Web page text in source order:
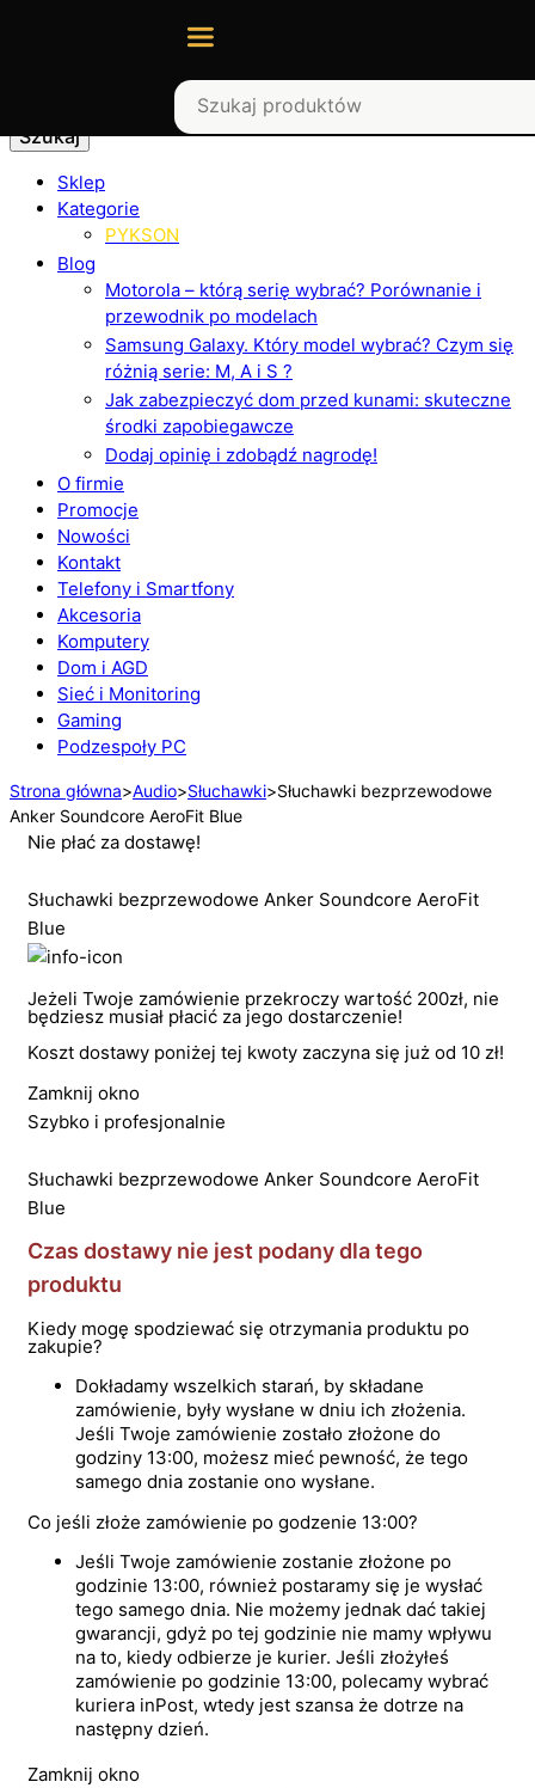
Sklep
Kategorie
PYKSON
Blog
Motorola – którą serię wybrać? Porównanie i
przewodnik po modelach
Samsung Galaxy. Który model wybrać? Czym się
różnią serie: M, A i S ?
Jak zabezpieczyć dom przed kunami: skuteczne
środki zapobiegawcze
Dodaj opinię i zdobądź nagrodę!
O firmie
Promocje
Nowości
Kontakt
Telefony i Smartfony
Akcesoria
Komputery
Dom i AGD
Sieć i Monitoring
Gaming
Podzespoły PC
Strona główna>Audio>Słuchawki>Słuchawki bezprzewodowe
Anker Soundcore AeroFit Blue
Nie płać za dostawę!
Słuchawki bezprzewodowe Anker Soundcore AeroFit
Blue
Jeżeli Twoje zamówienie przekroczy wartość 200zł, nie
będziesz musiał płacić za jego dostarczenie!
Koszt dostawy poniżej tej kwoty zaczyna się już od 10 zł!
Zamknij okno
Szybko i profesjonalnie
Słuchawki bezprzewodowe Anker Soundcore AeroFit
Blue
Czas dostawy nie jest podany dla tego
produktu
Kiedy mogę spodziewać się otrzymania produktu po
zakupie?
Dokładamy wszelkich starań, by składane
zamówienie, były wysłane w dniu ich złożenia.
Jeśli Twoje zamówienie zostało złożone do
godziny 13:00, możesz mieć pewność, że tego
samego dnia zostanie ono wysłane.
Co jeśli złoże zamówienie po godzenie 13:00?
Jeśli Twoje zamówienie zostanie złożone po
godzinie 13:00, również postaramy się je wysłać
tego samego dnia. Nie możemy jednak dać takiej
gwarancji, gdyż po tej godzinie nie mamy wpływu
na to, kiedy odbierze je kurier. Jeśli złożyłeś
zamówienie po godzinie 13:00, polecamy wybrać
kuriera inPost, wtedy jest szansa że dotrze na
następny dzień.
Zamknij okno